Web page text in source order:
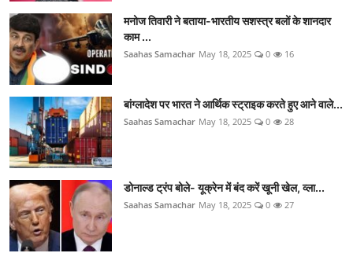
मनोज तिवारी ने बताया-भारतीय सशस्त्र बलों के शानदार
काम ...
Saahas Samachar May 18, 2025 0 16
बांग्लादेश पर भारत ने आर्थिक स्ट्राइक करते हुए आने वाले...
Saahas Samachar May 18, 2025 0 28
डोनाल्ड ट्रंप बोले- यूक्रेन में बंद करें खूनी खेल, व्ला...
Saahas Samachar May 18, 2025 0 27